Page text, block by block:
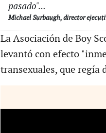
pasado"...
Michael Surbaugh, director
La Asociación de Boy
levantó con efecto
transexuales, que regía